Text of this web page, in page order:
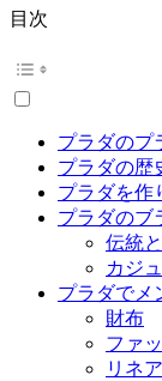
目次
プラダのプ
プラダの歴
プラダを作
プラダのブ
伝統
カジ
プラダでメ
財布
ファ
リネ